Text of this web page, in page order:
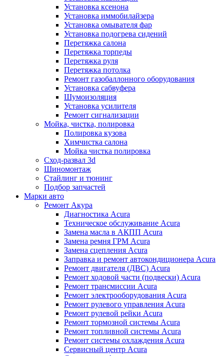
Установка ксенона
Установка иммобилайзера
Установка омывателя фар
Установка подогрева сидений
Перетяжка салона
Перетяжка торпеды
Перетяжка руля
Перетяжка потолка
Ремонт газобаллонного оборудования
Установка сабвуфера
Шумоизоляция
Установка усилителя
Ремонт сигнализации
Мойка, чистка, полировка
Полировка кузова
Химчистка салона
Мойка чистка полировка
Сход-развал 3d
Шиномонтаж
Стайлинг и тюнинг
Подбор запчастей
Марки авто
Ремонт Акура
Диагностика Acura
Техническое обслуживание Acura
Замена масла в АКПП Acura
Замена ремня ГРМ Acura
Замена сцепления Acura
Заправка и ремонт автокондиционера Acura
Ремонт двигателя (ДВС) Acura
Ремонт ходовой части (подвески) Acura
Ремонт трансмиссии Acura
Ремонт электрооборудования Acura
Ремонт рулевого управления Acura
Ремонт рулевой рейки Acura
Ремонт тормозной системы Acura
Ремонт топливной системы Acura
Ремонт системы охлаждения Acura
Сервисный центр Acura